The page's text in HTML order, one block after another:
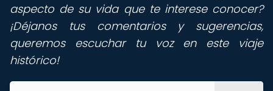
aspecto de su vida que te interese conocer?
¡Déjanos tus comentarios y sugerencias,
queremos escuchar tu voz en este viaje
histórico!